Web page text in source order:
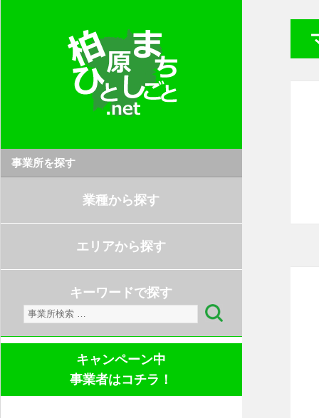
事業所を探す
業種から探す
エリアから探す
キーワードで探す
検
索:
キャンペーン中
事業者はコチラ！